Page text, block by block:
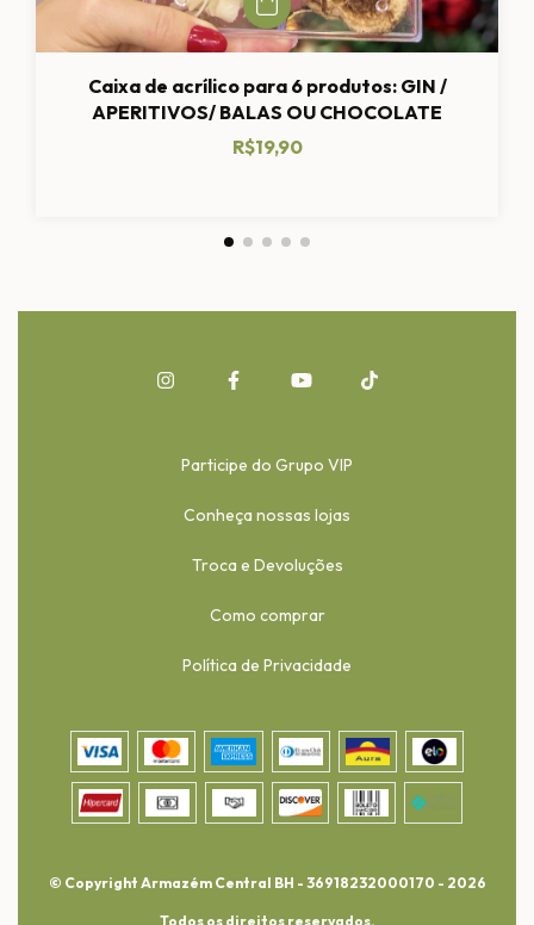
Caixa de acrílico para 6 produtos: GIN /
APERITIVOS/ BALAS OU CHOCOLATE
R$19,90
Participe do Grupo VIP
Conheça nossas lojas
Troca e Devoluções
Como comprar
Política de Privacidade
© Copyright Armazém Central BH - 36918232000170 - 2026
Todos os direitos reservados.